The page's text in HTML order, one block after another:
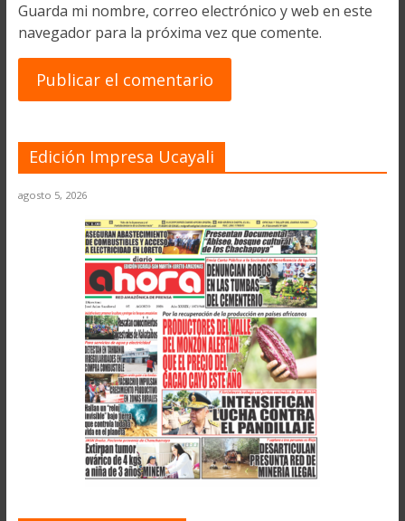
Guarda mi nombre, correo electrónico y web en este
navegador para la próxima vez que comente.
Edición Impresa Ucayali
agosto 5, 2026